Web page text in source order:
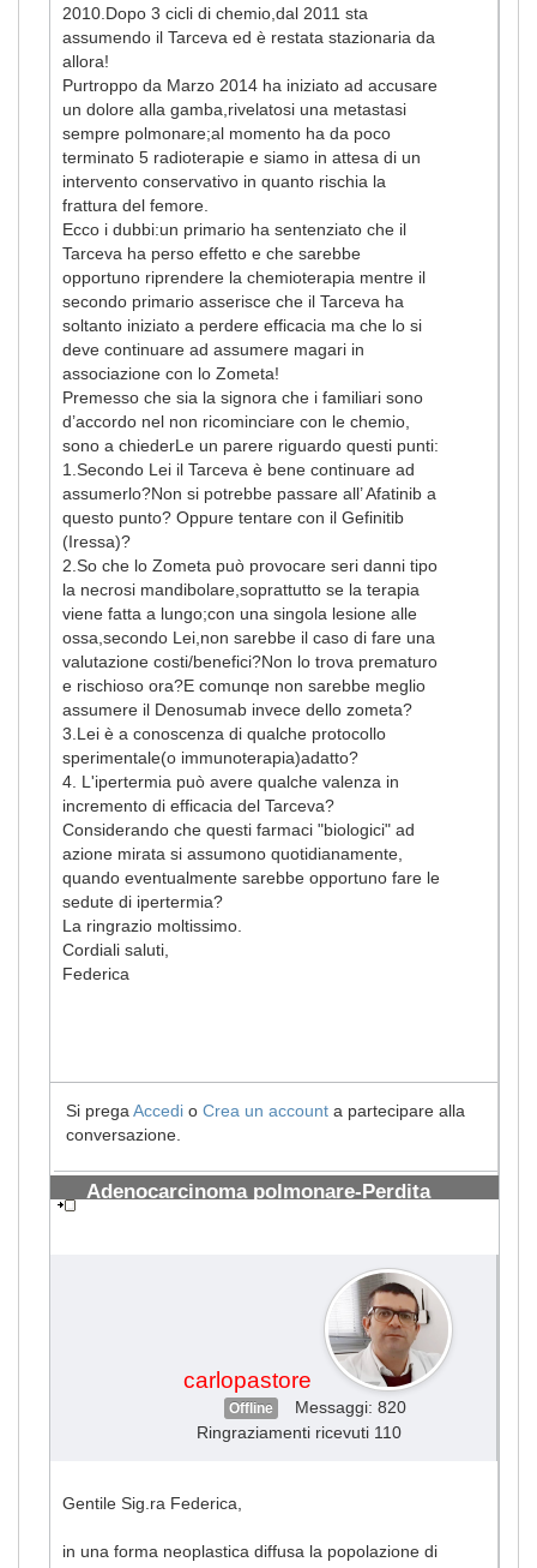
2010.Dopo 3 cicli di chemio,dal 2011 sta
assumendo il Tarceva ed è restata stazionaria da
allora!
Purtroppo da Marzo 2014 ha iniziato ad accusare
un dolore alla gamba,rivelatosi una metastasi
sempre polmonare;al momento ha da poco
terminato 5 radioterapie e siamo in attesa di un
intervento conservativo in quanto rischia la
frattura del femore.
Ecco i dubbi:un primario ha sentenziato che il
Tarceva ha perso effetto e che sarebbe
opportuno riprendere la chemioterapia mentre il
secondo primario asserisce che il Tarceva ha
soltanto iniziato a perdere efficacia ma che lo si
deve continuare ad assumere magari in
associazione con lo Zometa!
Premesso che sia la signora che i familiari sono
d’accordo nel non ricominciare con le chemio,
sono a chiederLe un parere riguardo questi punti:
1.Secondo Lei il Tarceva è bene continuare ad
assumerlo?Non si potrebbe passare all’ Afatinib a
questo punto? Oppure tentare con il Gefinitib
(Iressa)?
2.So che lo Zometa può provocare seri danni tipo
la necrosi mandibolare,soprattutto se la terapia
viene fatta a lungo;con una singola lesione alle
ossa,secondo Lei,non sarebbe il caso di fare una
valutazione costi/benefici?Non lo trova prematuro
e rischioso ora?E comunqe non sarebbe meglio
assumere il Denosumab invece dello zometa?
3.Lei è a conoscenza di qualche protocollo
sperimentale(o immunoterapia)adatto?
4. L'ipertermia può avere qualche valenza in
incremento di efficacia del Tarceva?
Considerando che questi farmaci "biologici" ad
azione mirata si assumono quotidianamente,
quando eventualmente sarebbe opportuno fare le
sedute di ipertermia?
La ringrazio moltissimo.
Cordiali saluti,
Federica
Si prega Accedi o Crea un account a partecipare alla
conversazione.
Adenocarcinoma polmonare-Perdita
carlopastore
Offline
Messaggi: 820
Ringraziamenti ricevuti 110
Gentile Sig.ra Federica,
in una forma neoplastica diffusa la popolazione di